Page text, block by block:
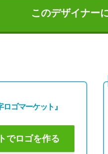
このデザイナー
ロゴマーケット』
でロゴを作る